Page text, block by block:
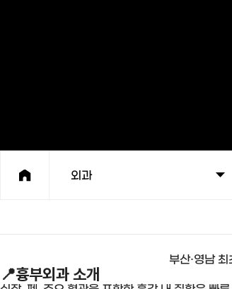
외과
부산·영남
📍흉부외과 소개